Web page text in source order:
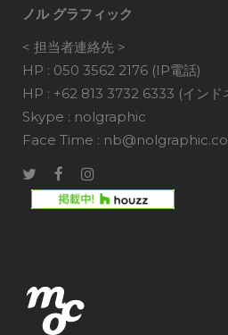
ノル グラフィック
< 担当者連絡先 >
HP : 050 3562 2176 (IP電話)
HP : +62 813 3732 6333 (イン
Skype : nolgraphic
Face Time :